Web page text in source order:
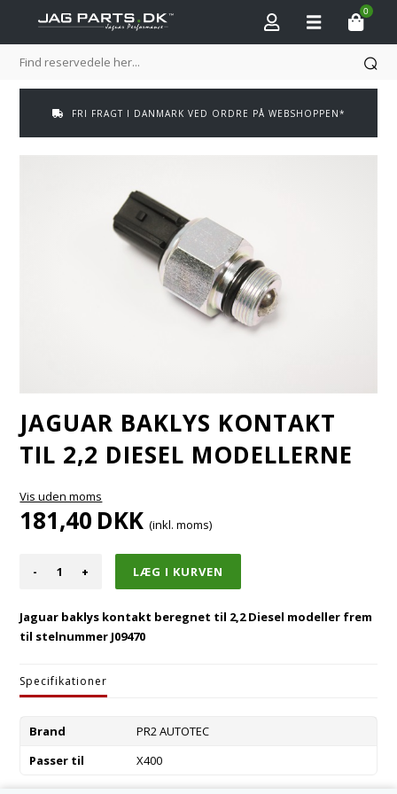
0
FRI FRAGT I DANMARK VED ORDRE PÅ WEBSHOPPEN*
JAGUAR BAKLYS KONTAKT
TIL 2,2 DIESEL MODELLERNE
Vis uden moms
181,40 DKK (inkl. moms)
- +
Jaguar baklys kontakt beregnet til 2,2 Diesel modeller frem
til stelnummer J09470
Specifikationer
Brand
PR2 AUTOTEC
Passer til
X400